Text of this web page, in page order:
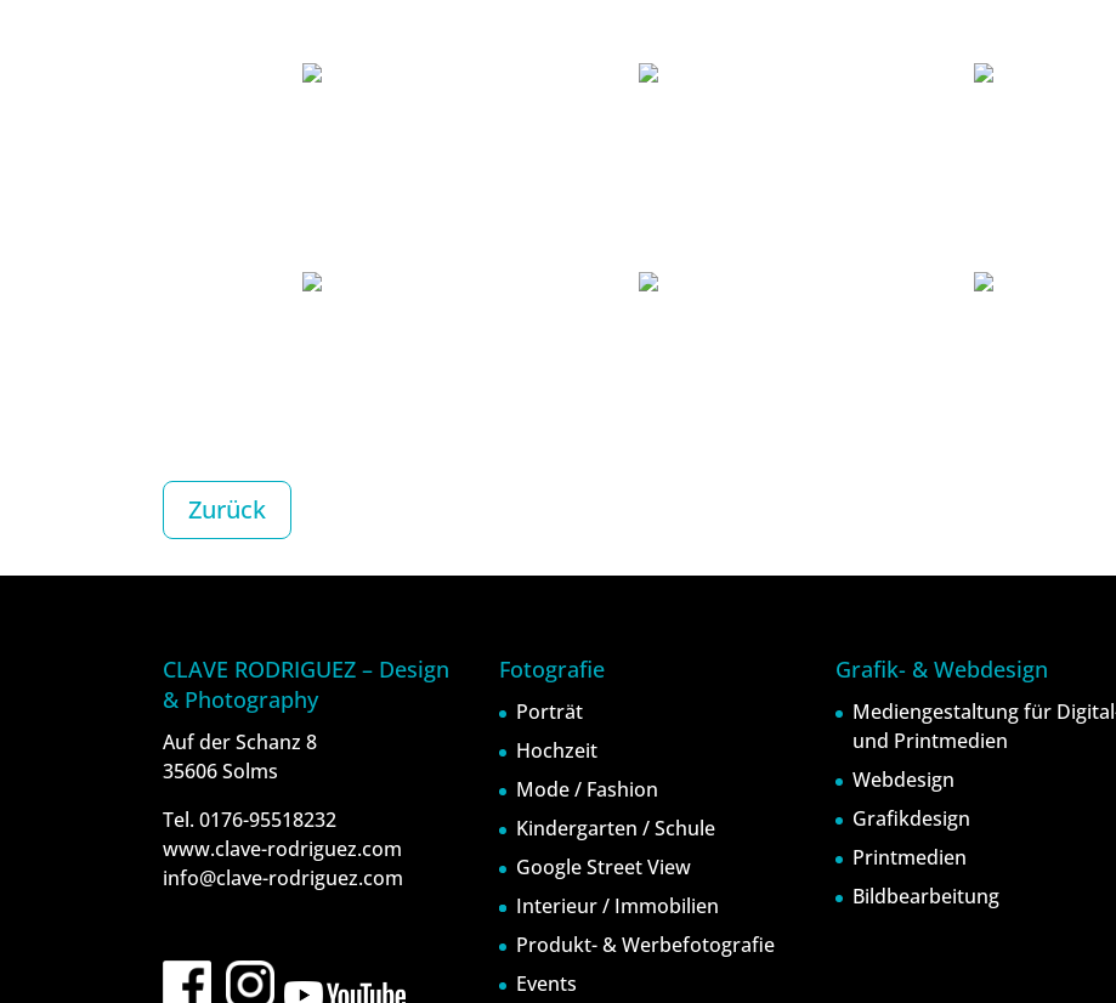
Zurück
CLAVE RODRIGUEZ – Design
& Photography
Auf der Schanz 8
35606 Solms
Tel. 0176-95518232
www.clave-rodriguez.com
info@clave-rodriguez.com
Fotografie
Porträt
Hochzeit
Mode / Fashion
Kindergarten / Schule
Google Street View
Interieur / Immobilien
Produkt- & Werbefotografie
Events
Grafik- & Webdesign
Mediengestaltung für
und Printmedien
Webdesign
Grafikdesign
Printmedien
Bildbearbeitung